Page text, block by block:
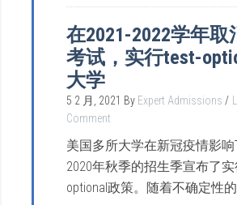
在2021-2022学年取
考试，实行test-
大学
5 2 月, 2021 By Expert Admissions
Comment
美国多所大学在新冠疫情影
2020年秋季的招生季宣布了
optional政策。随着不确定性的